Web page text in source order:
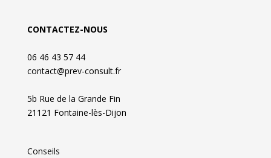
CONTACTEZ-NOUS
06 46 43 57 44
contact@prev-consult.fr
5b Rue de la Grande Fin
21121 Fontaine-lès-Dijon
Conseils